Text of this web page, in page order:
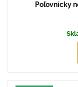
Poľovnícky